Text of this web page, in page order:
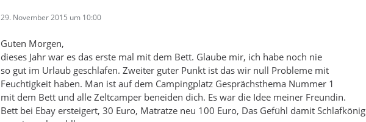
29. November 2015 um 10:00
Guten Morgen,
dieses Jahr war es das erste mal mit dem Bett. Glaube mir, ich habe noch nie
so gut im Urlaub geschlafen. Zweiter guter Punkt ist das wir null Probleme mit
Feuchtigkeit haben. Man ist auf dem Campingplatz Gesprächsthema Nummer 1
mit dem Bett und alle Zeltcamper beneiden dich. Es war die Idee meiner Freundin.
Bett bei Ebay ersteigert, 30 Euro, Matratze neu 100 Euro, Das Gefühl damit Schlafkönig